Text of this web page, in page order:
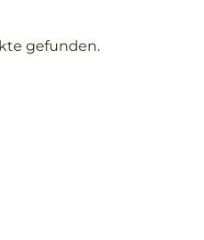
gefunden.